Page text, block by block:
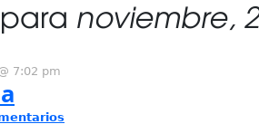
noviembre,
7:02 pm